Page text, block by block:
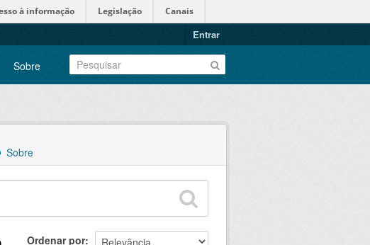
à informação Legislação Canais
Entrar
Sobre
Sobre
Ordenar por